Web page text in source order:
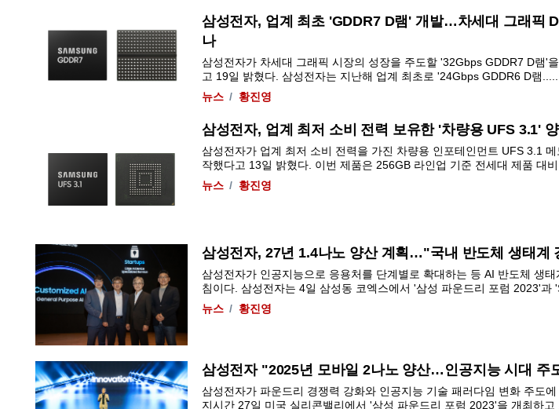
삼성전자, 업계 최초 'GDDR7 D램' 개발…차세대 그래픽
나
삼성전자가 차세대 그래픽 시장의 성장을 주도할 '32Gbps GDDR7 D램'
고 19일 밝혔다. 삼성전자는 지난해 업계 최초로 '24Gbps GDDR6 D램......
뉴스
황진영
삼성전자, 업계 최저 소비 전력 보유한 '차량용 UFS 3.1'
삼성전자가 업계 최저 소비 전력을 가진 차량용 인포테인먼트 UFS 3.1
작했다고 13일 밝혔다. 이번 제품은 256GB 라인업 기준 전세대 제품 대비
뉴스
황진영
삼성전자, 27년 1.4나노 양산 계획…"국내 반도체 생태계
삼성전자가 인공지능으로 응용처를 단계별로 확대하는 등 AI 반도체 생
침이다. 삼성전자는 4일 삼성동 코엑스에서 '삼성 파운드리 포럼 2023'과
뉴스
황진영
삼성전자 "2025년 모바일 2나노 양산…인공지능 시대 주
삼성전자가 파운드리 경쟁력 강화와 인공지능 기술 패러다임 변화 주도
지시간 27일 미국 실리콘밸리에서 '삼성 파운드리 포럼 2023'을 개최하고